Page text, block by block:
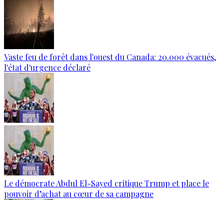
Vaste feu de forêt dans l'ouest du Canada: 20.000 évacués,
l'état d'urgence déclaré
Le démocrate Abdul El-Sayed critique Trump et place le
pouvoir d’achat au cœur de sa campagne